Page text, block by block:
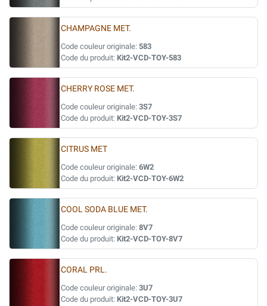
CHAMPAGNE MET.
Code couleur originale: 583
Code du produit: Kit2-VCD-TOY-583
CHERRY ROSE MET.
Code couleur originale: 3S7
Code du produit: Kit2-VCD-TOY-3S7
CITRUS MET
Code couleur originale: 6W2
Code du produit: Kit2-VCD-TOY-6W2
COOL SODA BLUE MET.
Code couleur originale: 8V7
Code du produit: Kit2-VCD-TOY-8V7
CORAL PRL.
Code couleur originale: 3U7
Code du produit: Kit2-VCD-TOY-3U7